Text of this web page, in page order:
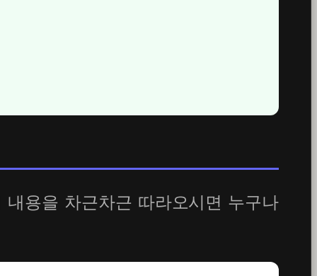
용을 차근차근 따라오시면 누구나